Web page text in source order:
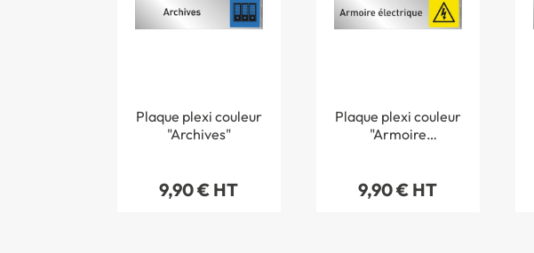
Plaque plexi couleur
"Archives"
9,90 € HT
Plaque plexi couleur
"Armoire
9,90 € HT